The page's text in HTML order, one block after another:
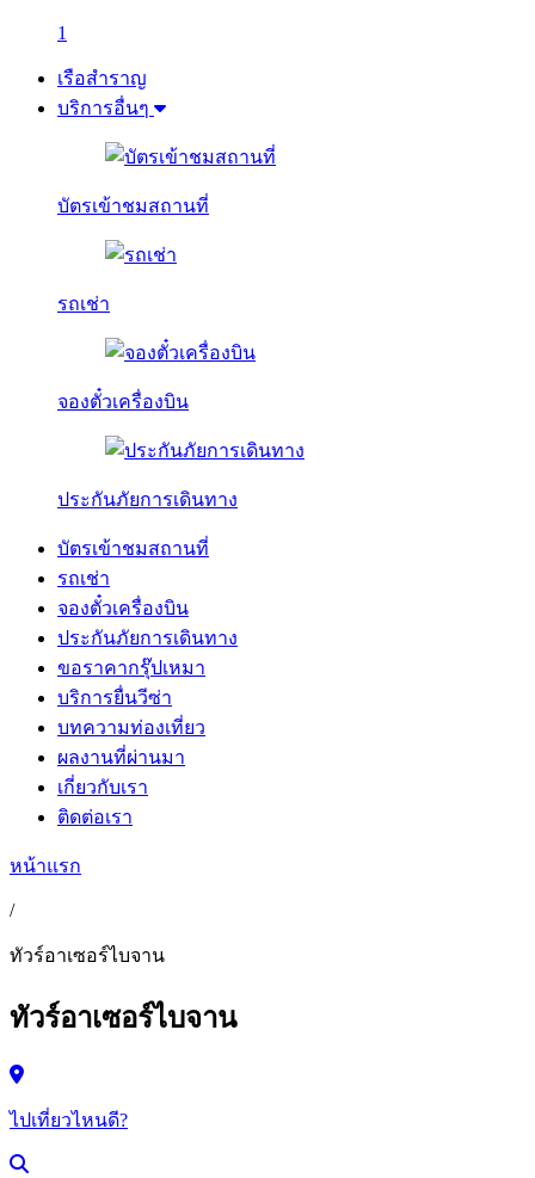
1
เรือสำราญ
บริการอื่นๆ
บัตรเข้าชมสถานที่
รถเช่า
จองตั๋วเครื่องบิน
ประกันภัยการเดินทาง
บัตรเข้าชมสถานที่
รถเช่า
จองตั๋วเครื่องบิน
ประกันภัยการเดินทาง
ขอราคากรุ๊ปเหมา
บริการยื่นวีซ่า
บทความท่องเที่ยว
ผลงานที่ผ่านมา
เกี่ยวกับเรา
ติดต่อเรา
หน้าแรก
/
ทัวร์อาเซอร์ไบจาน
ทัวร์อาเซอร์ไบจาน
ไปเที่ยวไหนดี?